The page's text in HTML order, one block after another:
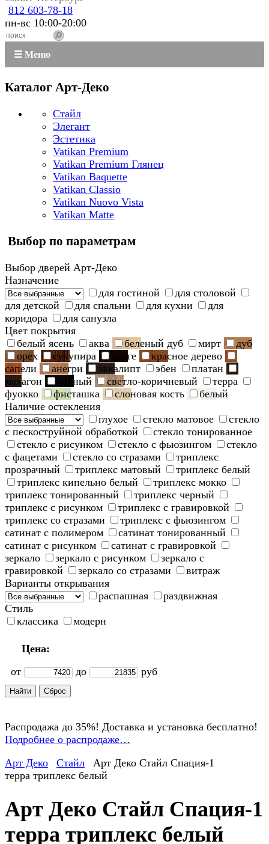
812 603-78-18
пн-вс 10:00-20:00
☰ Меню
Каталог Арт-Деко
Стайл
Элегант
Эстетика
Vatikan Premium
Vatikan Premium Глянец
Vatikan Baquette
Vatikan Classio
Vatikan Nuovo Vista
Vatikan Matte
Выбор по параметрам
Выбор дверей Арт-Деко
Назначение
для гостиной
для столовой
для детской
для спальни для кухни
для
коридора
для санузла
Цвет покрытия
белый ясень
аква беленый дуб мирт
дуб
орех
сукупира венге
красное дерево
сапели
анегри эвкалипт эбен
платан
махагон
черный светло-коричневый
терра
фуокко
фисташка слоновая кость
белый
Наличие остекления
глухое
стекло матовое
стекло
с пескоструйной обработкой
стекло тонированное
стекло с рисунком
стекло с фьюзингом
стекло
с фацетами
стекло со стразами
триплекс
прозрачный
триплекс матовый
триплекс белый
триплекс кипельно белый
триплекс мокко
триплекс тонированный
триплекс черный
триплекс с рисунком
триплекс с гравировкой
триплекс со стразами
триплекс с фьюзингом
сатинат с полимером
сатинат тонированный
сатинат с рисунком
сатинат с гравировкой
зеркало
зеркало с рисунком
зеркало с
гравировкой
зеркало со стразами
витраж
Варианты открывания
распашная
раздвижная
Стиль
классика
модерн
Цена:
от
до руб
Распродажа до 35%! Доставка и установка бесплатно!
Подробнее о распродаже…
Арт Деко
Стайл
Арт Деко Стайл Спация-1
терра триплекс белый
Арт Деко Стайл Спация-1
терра триплекс белый